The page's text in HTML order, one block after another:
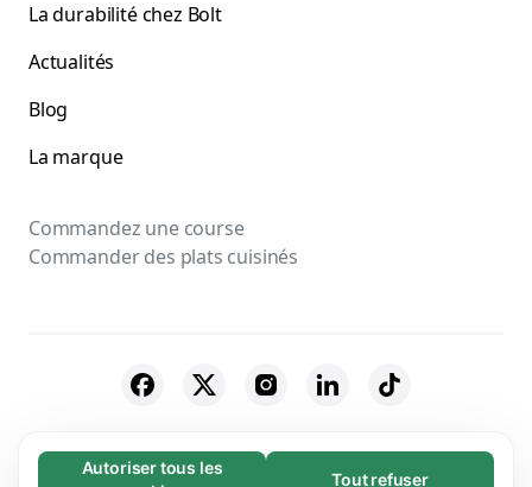
Autoriser tous les
Tout refuser
La durabilité chez Bolt
Actualités
Blog
La marque
Commandez une course
Commander des plats cuisinés
© 2026 Bolt Technology OÜ